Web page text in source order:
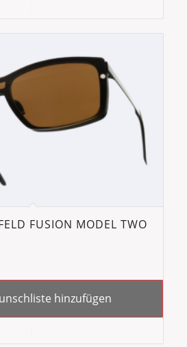
FUSION MODEL TWO
hinzufügen